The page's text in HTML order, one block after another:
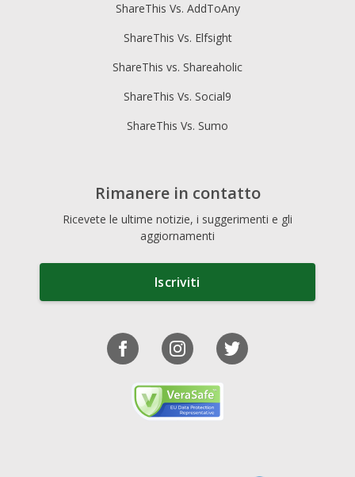
ShareThis Vs. AddToAny
ShareThis Vs. Elfsight
ShareThis vs. Shareaholic
ShareThis Vs. Social9
ShareThis Vs. Sumo
Rimanere in contatto
Ricevete le ultime notizie, i suggerimenti e gli
aggiornamenti
Iscriviti